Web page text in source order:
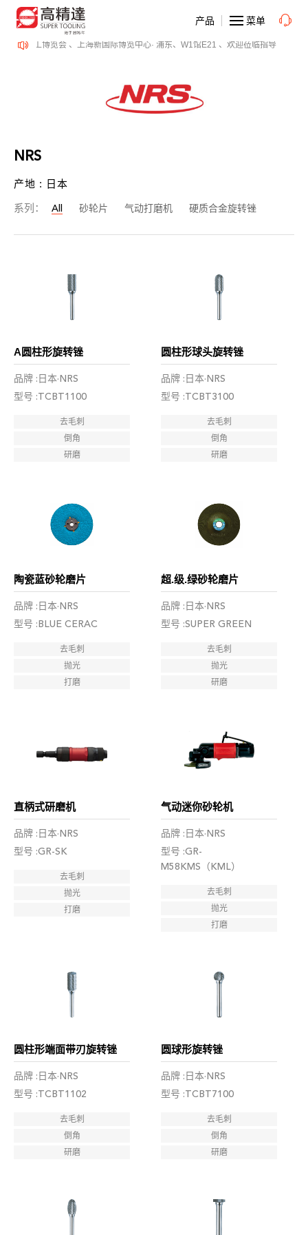
密加工博览会 、上海新国际博览中心· 浦东、W1馆E21 、欢迎莅临指导
产品 菜单
NRS
产地 : 日本
系列： All 砂轮片 气动打磨机 硬质合金旋转锉
A圆柱形旋转锉
品牌 :日本·NRS
型号 :TCBT1100
去毛刺
倒角
研磨
圆柱形球头旋转锉
品牌 :日本·NRS
型号 :TCBT3100
去毛刺
倒角
研磨
陶瓷蓝砂轮磨片
品牌 :日本·NRS
型号 :BLUE CERAC
去毛刺
抛光
打磨
超.级.绿砂轮磨片
品牌 :日本·NRS
型号 :SUPER GREEN
去毛刺
抛光
研磨
直柄式研磨机
品牌 :日本·NRS
型号 :GR-SK
去毛刺
抛光
打磨
气动迷你砂轮机
品牌 :日本·NRS
型号 :GR-
M58KMS（KML）
去毛刺
抛光
打磨
圆柱形端面带刃旋转锉
品牌 :日本·NRS
型号 :TCBT1102
去毛刺
倒角
研磨
圆球形旋转锉
品牌 :日本·NRS
型号 :TCBT7100
去毛刺
倒角
研磨